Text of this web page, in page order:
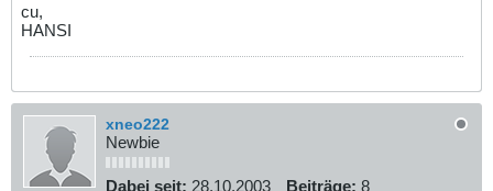
cu,
HANSI
xneo222
Newbie
Dabei seit: 28.10.2003 Beiträge: 8